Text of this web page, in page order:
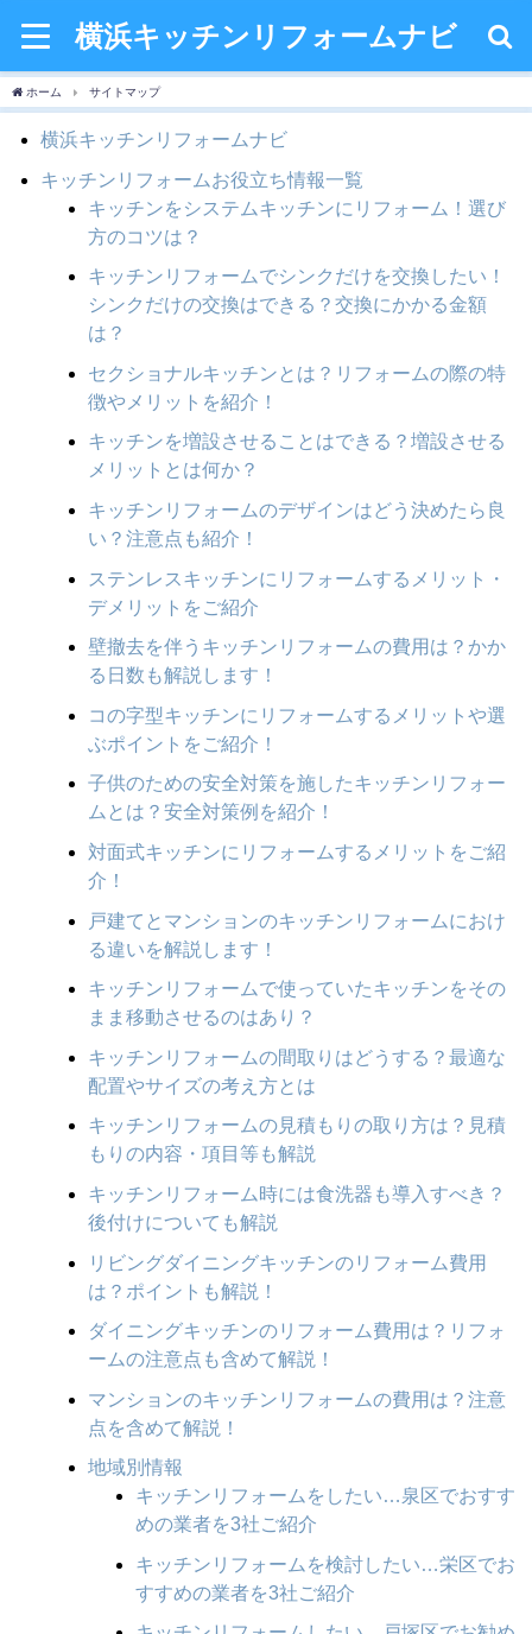
横浜キッチンリフォームナビ
ホーム サイトマップ
横浜キッチンリフォームナビ
キッチンリフォームお役立ち情報一覧
キッチンをシステムキッチンにリフォーム！選び
方のコツは？
キッチンリフォームでシンクだけを交換したい！
シンクだけの交換はできる？交換にかかる金額
は？
セクショナルキッチンとは？リフォームの際の特
徴やメリットを紹介！
キッチンを増設させることはできる？増設させる
メリットとは何か？
キッチンリフォームのデザインはどう決めたら良
い？注意点も紹介！
ステンレスキッチンにリフォームするメリット・
デメリットをご紹介
壁撤去を伴うキッチンリフォームの費用は？かか
る日数も解説します！
コの字型キッチンにリフォームするメリットや選
ぶポイントをご紹介！
子供のための安全対策を施したキッチンリフォー
ムとは？安全対策例を紹介！
対面式キッチンにリフォームするメリットをご紹
介！
戸建てとマンションのキッチンリフォームにおけ
る違いを解説します！
キッチンリフォームで使っていたキッチンをその
まま移動させるのはあり？
キッチンリフォームの間取りはどうする？最適な
配置やサイズの考え方とは
キッチンリフォームの見積もりの取り方は？見積
もりの内容・項目等も解説
キッチンリフォーム時には食洗器も導入すべき？
後付けについても解説
リビングダイニングキッチンのリフォーム費用
は？ポイントも解説！
ダイニングキッチンのリフォーム費用は？リフォ
ームの注意点も含めて解説！
マンションのキッチンリフォームの費用は？注意
点を含めて解説！
地域別情報
キッチンリフォームをしたい…泉区でおすす
めの業者を3社ご紹介
キッチンリフォームを検討したい…栄区でお
すすめの業者を3社ご紹介